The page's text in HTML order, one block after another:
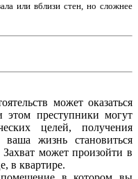
или вблизи стен, но сложнее
может оказаться
этом преступники могут
целей, получения
жизнь становиться
Захват может произойти в
в квартире.